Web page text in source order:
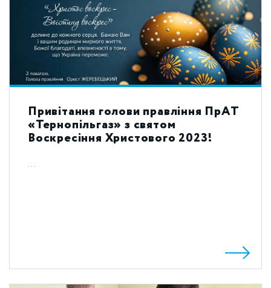
Привітання голови правління ПрАТ
«Тернопільгаз» з святом
Воскресіння Христового 2023!
...